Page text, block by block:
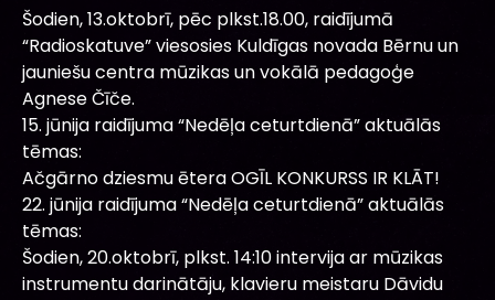
Šodien, 13.oktobrī, pēc plkst.18.00, raidījumā
“Radioskatuve” viesosies Kuldīgas novada Bērnu un
jauniešu centra mūzikas un vokālā pedagoģe
Agnese Čīče.
15. jūnija raidījuma “Nedēļa ceturtdienā” aktuālās
tēmas:
Ačgārno dziesmu ētera OGĪL KONKURSS IR KLĀT!
22. jūnija raidījuma “Nedēļa ceturtdienā” aktuālās
tēmas:
Šodien, 20.oktobrī, plkst. 14:10 intervija ar mūzikas
instrumentu darinātāju, klavieru meistaru Dāvidu